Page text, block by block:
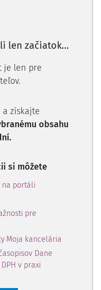
o DPHplatí, že členom
len začiatok...
je len pre
a získajte
obsahu
si môžete
na portáli
pre
Moja kancelária
Dane
v praxi